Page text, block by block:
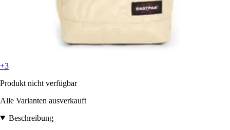
+3
Produkt nicht verfügbar
Alle Varianten ausverkauft
Beschreibung